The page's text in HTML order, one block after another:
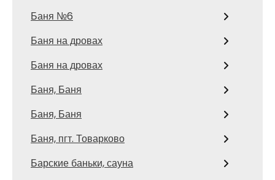
Баня №6
Баня на дровах
Баня на дровах
Баня, Баня
Баня, Баня
Баня, пгт. Товарково
Барские баньки, сауна